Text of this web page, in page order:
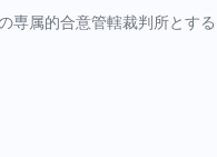
属的合意管轄裁判所とする